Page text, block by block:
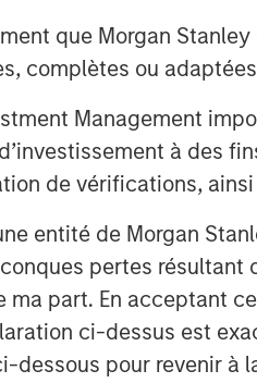
que Morgan
complètes ou
Management
à des
de vérifications,
entité de Morgan
pertes
ma part. En acceptant
ci-dessus est
dessous pour revenir à
and feline wellness,
Vet®, a line of pet health
offering solutions within
Dental Health, Eye and
®, an industry-leading
used by over
®Products, a line of flea
and its Fruitables